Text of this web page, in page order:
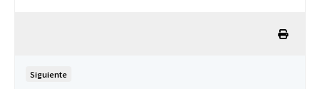
Siguiente